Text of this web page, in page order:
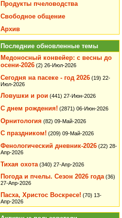
Продукты пчеловодства
Свободное общение
Архив
Последние обновленные темы
Медоносный конвейер: с весны до
осени-2026 (2) 26-Июл-2026
Сегодня на пасеке - год 2026 (19) 22-
Июл-2026
Ловушки и рои (441) 27-Июн-2026
С днем рождения! (2871) 06-Июн-2026
Орнитология (82) 09-Май-2026
С праздником! (209) 09-Май-2026
Фенологический дневник-2026 (22) 28-
Апр-2026
Тихая охота (340) 27-Апр-2026
Погода и пчелы. Сезон 2026 года (36)
27-Апр-2026
Пасха, Христос Воскресе! (70) 13-
Апр-2026